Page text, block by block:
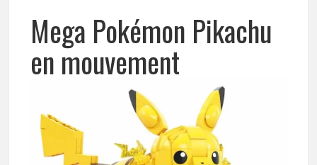
Mega Pokémon Pikachu
en mouvement